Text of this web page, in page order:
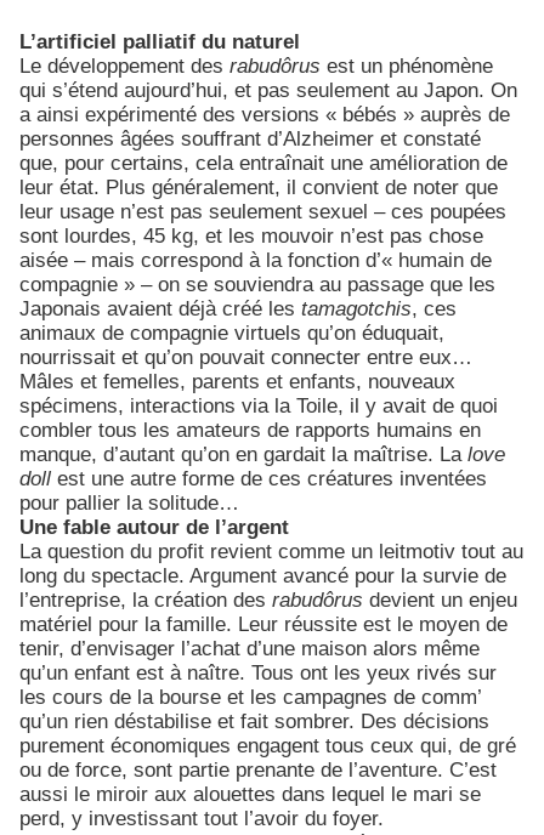
L’artificiel palliatif du naturel
Le développement des rabudôrus est un phénomène
qui s’étend aujourd’hui, et pas seulement au Japon. On
a ainsi expérimenté des versions « bébés » auprès de
personnes âgées souffrant d’Alzheimer et constaté
que, pour certains, cela entraînait une amélioration de
leur état. Plus généralement, il convient de noter que
leur usage n’est pas seulement sexuel – ces poupées
sont lourdes, 45 kg, et les mouvoir n’est pas chose
aisée – mais correspond à la fonction d’« humain de
compagnie » – on se souviendra au passage que les
Japonais avaient déjà créé les tamagotchis, ces
animaux de compagnie virtuels qu’on éduquait,
nourrissait et qu’on pouvait connecter entre eux…
Mâles et femelles, parents et enfants, nouveaux
spécimens, interactions via la Toile, il y avait de quoi
combler tous les amateurs de rapports humains en
manque, d’autant qu’on en gardait la maîtrise. La love
doll est une autre forme de ces créatures inventées
pour pallier la solitude…
Une fable autour de l’argent
La question du profit revient comme un leitmotiv tout au
long du spectacle. Argument avancé pour la survie de
l’entreprise, la création des rabudôrus devient un enjeu
matériel pour la famille. Leur réussite est le moyen de
tenir, d’envisager l’achat d’une maison alors même
qu’un enfant est à naître. Tous ont les yeux rivés sur
les cours de la bourse et les campagnes de comm’
qu’un rien déstabilise et fait sombrer. Des décisions
purement économiques engagent tous ceux qui, de gré
ou de force, sont partie prenante de l’aventure. C’est
aussi le miroir aux alouettes dans lequel le mari se
perd, y investissant tout l’avoir du foyer.